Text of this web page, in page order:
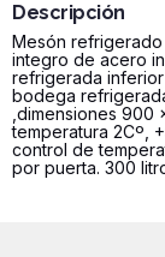
cantidad
Descripción
Mesón
integro de acero
refrigerada
bodega
,dimensiones 900
temperatura 2Cº,
control de
por puerta. 300